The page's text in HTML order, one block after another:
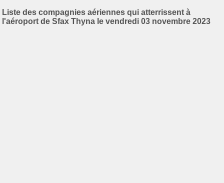
Liste des compagnies aériennes qui atterrissent à
l'aéroport de Sfax Thyna le vendredi 03 novembre 2023